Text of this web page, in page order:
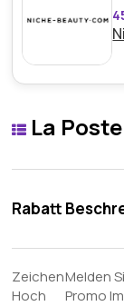
La
Rabatt
Zeichen
Hoch
Melden
Promo